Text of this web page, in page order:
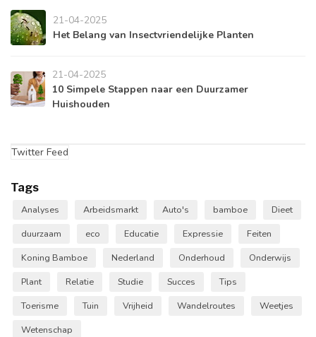
21-04-2025
Het Belang van Insectvriendelijke Planten
21-04-2025
10 Simpele Stappen naar een Duurzamer
Huishouden
Twitter Feed
Tags
Analyses Arbeidsmarkt Auto's bamboe
Dieet
duurzaam
eco Educatie Expressie
Feiten
Koning Bamboe
Nederland Onderhoud
Onderwijs
Plant
Relatie Studie Succes
Tips
Toerisme
Tuin Vrijheid Wandelroutes
Weetjes
Wetenschap